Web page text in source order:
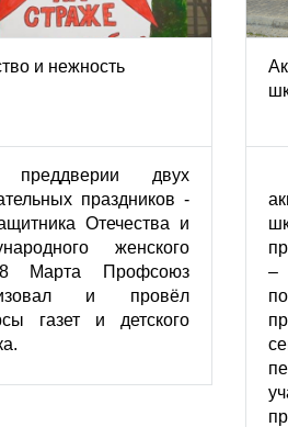
и нежность
двух
праздников -
Отечества и
женского
Марта Профсоюз
и провёл
газет и детского
–